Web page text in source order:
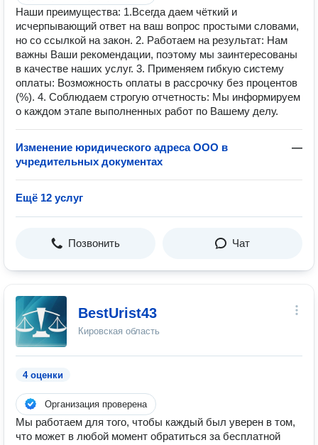
Наши преимущества: 1.Всегда даем чёткий и
исчерпывающий ответ на ваш вопрос простыми словами,
но со ссылкой на закон. 2. Работаем на результат: Нам
важны Ваши рекомендации, поэтому мы заинтересованы
в качестве наших услуг. 3. Применяем гибкую систему
оплаты: Возможность оплаты в рассрочку без процентов
(%). 4. Соблюдаем строгую отчетность: Мы информируем
о каждом этапе выполненных работ по Вашему делу.
Изменение юридического адреса ООО в
учредительных документах
—
Ещё 12 услуг
Позвонить Чат
BestUrist43
Кировская область
4 оценки
Организация проверена
Мы работаем для того, чтобы каждый был уверен в том,
что может в любой момент обратиться за бесплатной